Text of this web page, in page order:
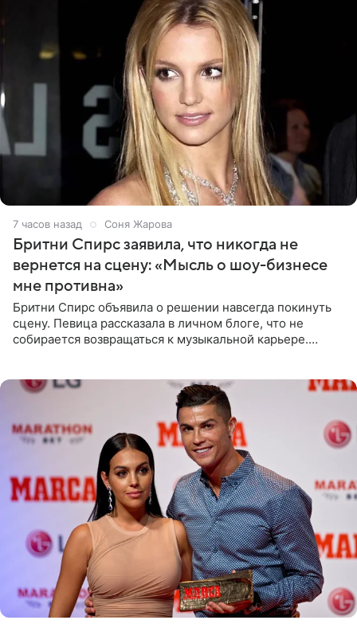
7 часов назад Соня Жарова
Бритни Спирс заявила, что никогда не
вернется на сцену: «Мысль о шоу-бизнесе
мне противна»
Бритни Спирс объявила о решении навсегда покинуть
сцену. Певица рассказала в личном блоге, что не
собирается возвращаться к музыкальной карьере.